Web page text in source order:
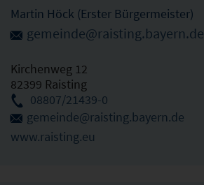
Martin Höck (Erster Bürgermeister)
gemeinde@raisting.bayern.de
Kirchenweg 12
82399 Raisting
08807/21439-0
gemeinde@raisting.bayern.de
www.raisting.eu